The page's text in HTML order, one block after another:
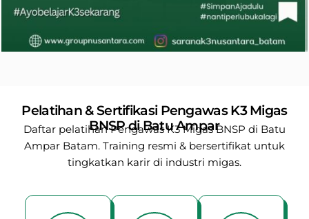
Pelatihan & Sertifikasi Pengawas K3 Migas
BNSP di Batu Ampar
Daftar pelatihan Pengawas K3 Migas BNSP di Batu
Ampar Batam. Training resmi & bersertifikat untuk
tingkatkan karir di industri migas.